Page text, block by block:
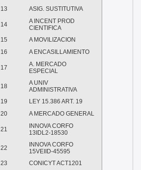
13 ASIG. SUSTITUTIVA
14
A INCENT PROD
CIENTIFICA
15
A MOVILIZACION
16 A ENCASILLAMIENTO
17
A. MERCADO
ESPECIAL
18
A UNIV
ADMINISTRATIVA
19
LEY 15.386 ART. 19
20 A MERCADO GENERAL
21
INNOVA CORFO
13IDL2-18530
22
INNOVA CORFO
15VEIID-45595
23
CONICYT ACT1201